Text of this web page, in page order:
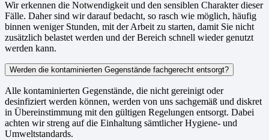
Wir erkennen die Notwendigkeit und den sensiblen Charakter dieser
Fälle. Daher sind wir darauf bedacht, so rasch wie möglich, häufig
binnen weniger Stunden, mit der Arbeit zu starten, damit Sie nicht
zusätzlich belastet werden und der Bereich schnell wieder genutzt
werden kann.
Werden die kontaminierten Gegenstände fachgerecht entsorgt?
Alle kontaminierten Gegenstände, die nicht gereinigt oder
desinfiziert werden können, werden von uns sachgemäß und diskret
in Übereinstimmung mit den gültigen Regelungen entsorgt. Dabei
achten wir streng auf die Einhaltung sämtlicher Hygiene- und
Umweltstandards.